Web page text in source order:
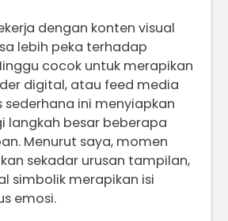
dengan konten visual
lebih peka terhadap
cocok untuk merapikan
digital, atau feed media
sederhana ini menyiapkan
langkah besar beberapa
Menurut saya, momen
sekadar urusan tampilan,
simbolik merapikan isi
emosi.